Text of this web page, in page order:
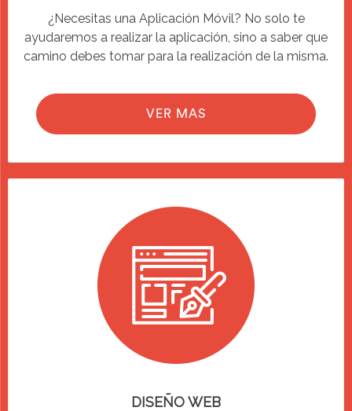
¿Necesitas una Aplicación Móvil? No solo te
ayudaremos a realizar la aplicación, sino a saber que
camino debes tomar para la realización de la misma.
VER MAS
DISEÑO WEB